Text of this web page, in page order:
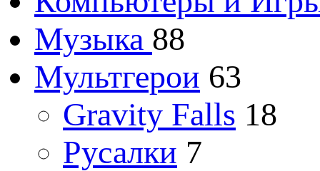
Музыка 88
Мультгерои 63
Gravity Falls 18
Русалки 7